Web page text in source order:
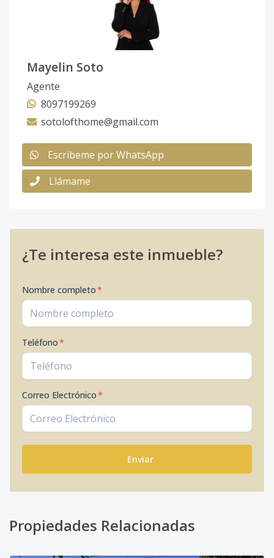
Mayelin Soto
Agente
8097199269
sotolofthome@gmail.com
Escribeme por WhatsApp
Llámame
¿Te interesa este inmueble?
Nombre completo*
Teléfono*
Correo Electrónico*
Enviar
Propiedades Relacionadas